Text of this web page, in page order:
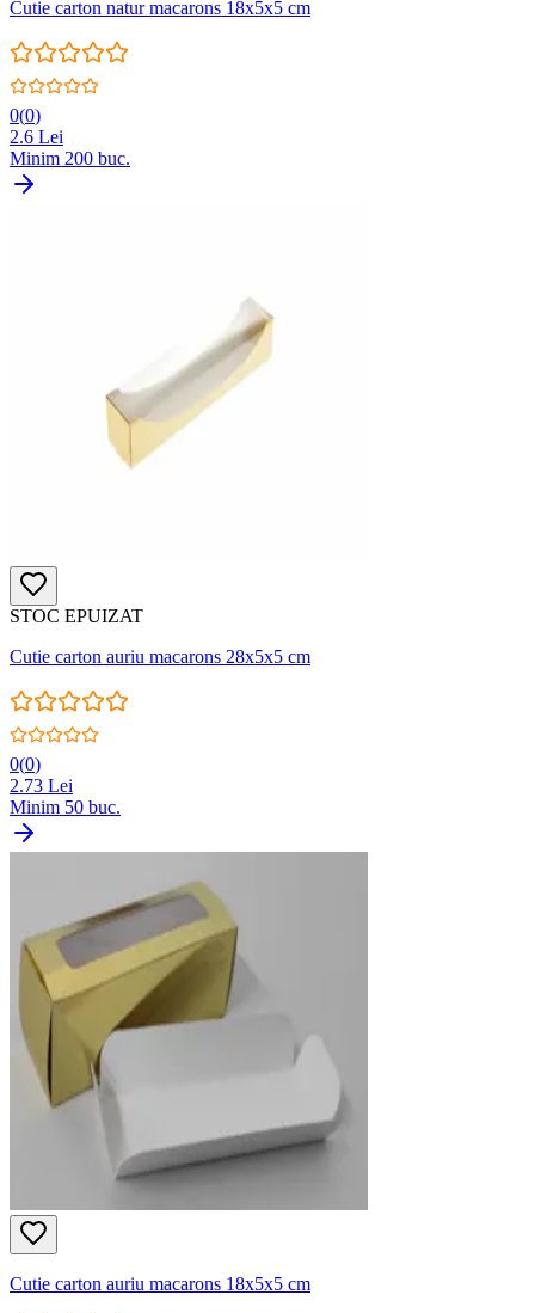
Cutie carton natur macarons 18x5x5 cm
0(0)
2.6 Lei
Minim 200 buc.
STOC EPUIZAT
Cutie carton auriu macarons 28x5x5 cm
0(0)
2.73 Lei
Minim 50 buc.
Cutie carton auriu macarons 18x5x5 cm